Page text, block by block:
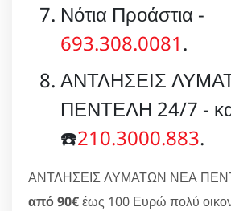
Νότια Προάστια -
693.308.0081.
ΑΝΤΛΗΣΕΙΣ
ΠΕΝΤΕΛΗ 24/7 -
☎️210.3000.883.
ΑΝΤΛΗΣΕΙΣ ΛΥΜΑΤΩΝ ΝΕΑ
από 90€έως 100 Ευρώ πολύ